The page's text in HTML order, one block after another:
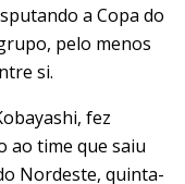
a Copa do
pelo menos
si.
fez
ao time que saiu
Nordeste, quinta-